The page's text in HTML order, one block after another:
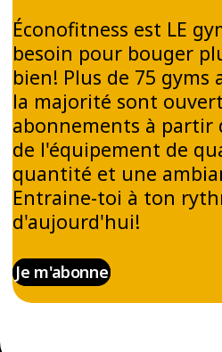
Éconofitness est LE
besoin pour bouger
bien! Plus de 75 gyms
la majorité sont
abonnements à partir
de l'équipement de
quantité et une
Entraine-toi à ton
d'aujourd'hui!
Je m'abonne